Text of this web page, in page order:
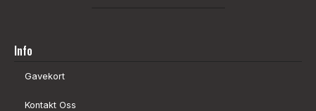
Info
Gavekort
Kontakt Oss